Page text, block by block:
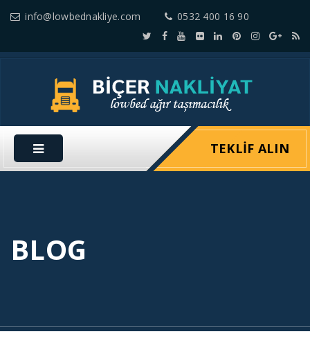
info@lowbednakliye.com 0532 400 16 90
TEKLIF ALIN
BLOG